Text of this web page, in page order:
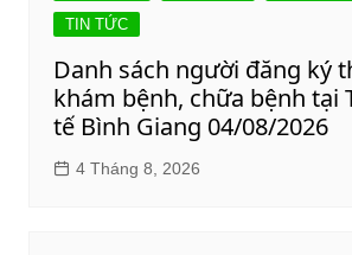
TIN TỨC
Danh sách người đăng ký
khám bệnh, chữa bệnh tại
tế Bình Giang 04/08/2026
4 Tháng 8, 2026